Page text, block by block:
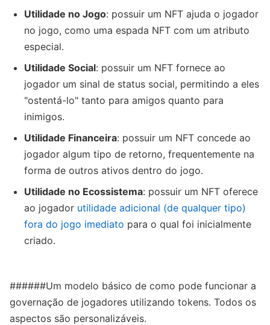
Utilidade no Jogo: possuir um NFT ajuda o jogador
no jogo, como uma espada NFT com um atributo
especial.
Utilidade Social: possuir um NFT fornece ao
jogador um sinal de status social, permitindo a eles
"ostentá-lo" tanto para amigos quanto para
inimigos.
Utilidade Financeira: possuir um NFT concede ao
jogador algum tipo de retorno, frequentemente na
forma de outros ativos dentro do jogo.
Utilidade no Ecossistema: possuir um NFT oferece
ao jogador utilidade adicional (de qualquer tipo)
fora do jogo imediato para o qual foi inicialmente
criado.
######Um modelo básico de como pode funcionar a
governação de jogadores utilizando tokens. Todos os
aspectos são personalizáveis.